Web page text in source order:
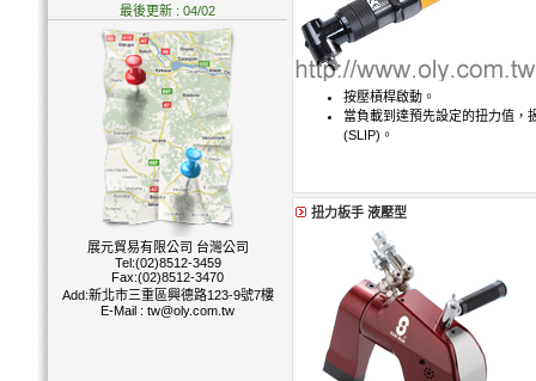
最後更新 : 04/02
展元貿易有限公司 台灣公司
Tel:(02)8512-3459
Fax:(02)8512-3470
Add:新北市三重區興德路123-9號7樓
E-Mail : tw@oly.com.tw
按壓槓桿啟動。
當負載到達預先設定的扭力值，
(SLIP)。
扭力板手 液壓型